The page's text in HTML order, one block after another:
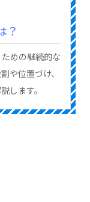
？
めの継続的な
や位置づけ、
します。